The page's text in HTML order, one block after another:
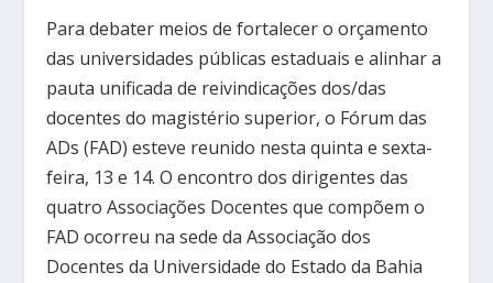
Para debater meios de fortalecer o orçamento
das universidades públicas estaduais e alinhar a
pauta unificada de reivindicações dos/das
docentes do magistério superior, o Fórum das
ADs (FAD) esteve reunido nesta quinta e sexta-
feira, 13 e 14. O encontro dos dirigentes das
quatro Associações Docentes que compõem o
FAD ocorreu na sede da Associação dos
Docentes da Universidade do Estado da Bahia